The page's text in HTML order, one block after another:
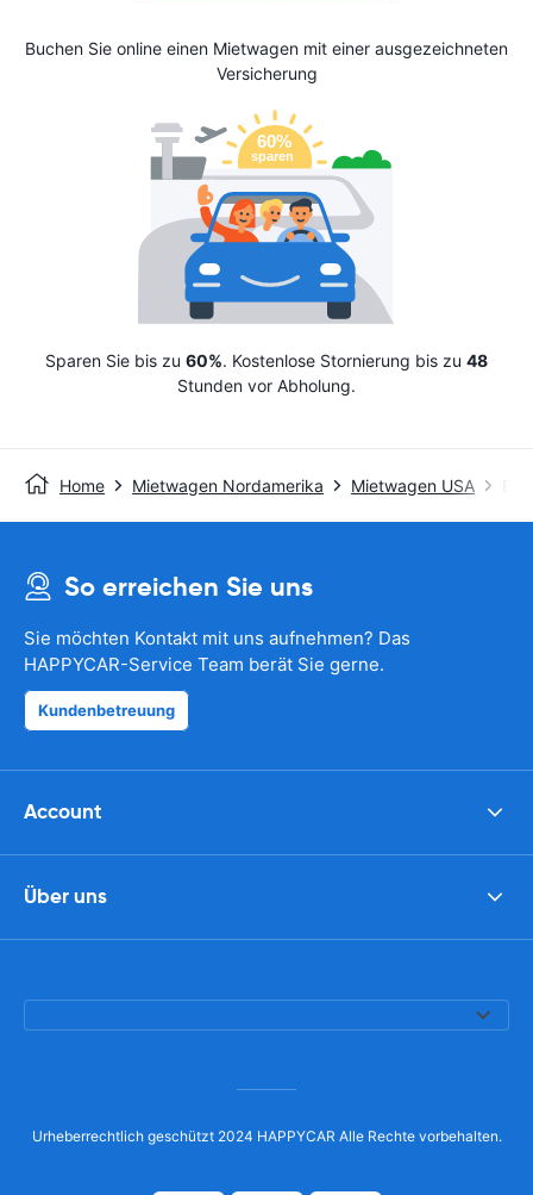
Buchen Sie online einen Mietwagen mit einer ausgezeichneten
Versicherung
Sparen Sie bis zu 60%. Kostenlose Stornierung bis zu 48
Stunden vor Abholung.
Home Mietwagen Nordamerika Mietwagen USA
So erreichen Sie uns
Sie möchten Kontakt mit uns aufnehmen? Das
HAPPYCAR-Service Team berät Sie gerne.
Kundenbetreuung
Account
Über uns
Urheberrechtlich geschützt 2024 HAPPYCAR Alle Rechte vorbehalten.